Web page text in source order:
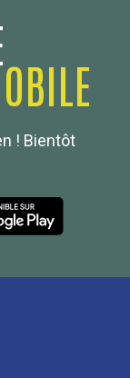
! Bientôt